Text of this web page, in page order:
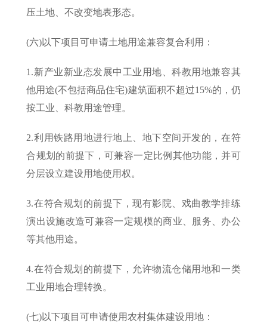
压土地、不改变地表形态。
(六)以下项目可申请土地用途兼容复合利用：
1.新产业新业态发展中工业用地、科教用地兼容其
他用途(不包括商品住宅)建筑面积不超过15%的，仍
按工业、科教用途管理。
2.利用铁路用地进行地上、地下空间开发的，在符
合规划的前提下，可兼容一定比例其他功能，并可
分层设立建设用地使用权。
3.在符合规划的前提下，现有影院、戏曲教学排练
演出设施改造可兼容一定规模的商业、服务、办公
等其他用途。
4.在符合规划的前提下，允许物流仓储用地和一类
工业用地合理转换。
(七)以下项目可申请使用农村集体建设用地：